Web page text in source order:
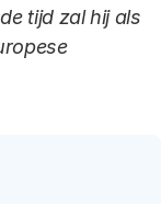
tijd zal hij als